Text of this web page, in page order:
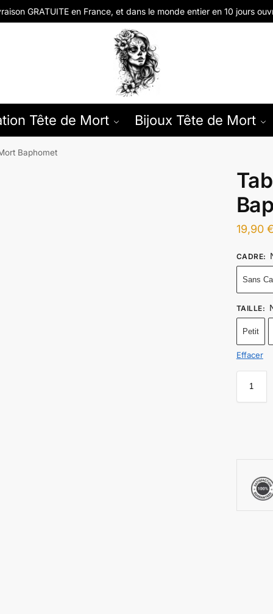
GRATUITE en France, et dans le monde entier en 10 jours
Tête de Mort Bijoux Tête de Mort
Baphomet
19,90
CADRE:
Sans
TAILLE:
Petit
Effacer